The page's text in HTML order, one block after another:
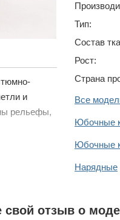
и
рельефы,
Тип:
Состав
Рост:
Страна
Все
Юбочные
Юбочные
Нарядные
свой отзыв о